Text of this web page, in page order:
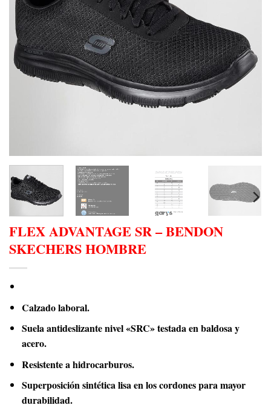
FLEX ADVANTAGE SR – BENDON
SKECHERS HOMBRE
Calzado laboral.
Suela antideslizante nivel «SRC» testada en baldosa y
acero.
Resistente a hidrocarburos.
Superposición sintética lisa en los cordones para mayor
durabilidad.